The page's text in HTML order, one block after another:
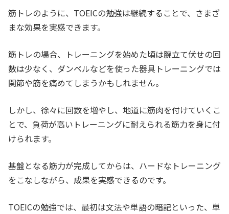
筋トレのように、TOEICの勉強は継続することで、さまざ
まな効果を実感できます。
筋トレの場合、トレーニングを始めた頃は腕立て伏せの回
数は少なく、ダンベルなどを使った器具トレーニングでは
関節や筋を痛めてしまうかもしれません。
しかし、徐々に回数を増やし、地道に筋肉を付けていくこ
とで、負荷が高いトレーニングに耐えられる筋力を身に付
けられます。
基盤となる筋力が完成してからは、ハードなトレーニング
をこなしながら、成果を実感できるのです。
TOEICの勉強では、最初は文法や単語の暗記といった、単